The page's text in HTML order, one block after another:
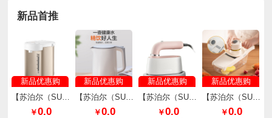
新品首推
新品优惠购
￥0.0
新品优惠购
【苏泊尔（SUPOR）】电水壶全钢无缝内胆一键开盖1.7L SW-17S13A
￥0.0
新品优惠购
￥0.0
新品优惠购
￥0.0